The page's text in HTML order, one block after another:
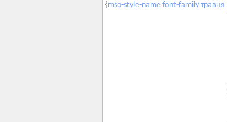
{mso-style-name font-family травня